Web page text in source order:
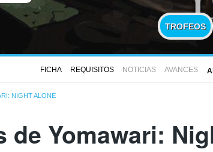
TROFEOS
FICHA REQUISITOS NOTICIAS AVANCES
NIGHT ALONE
de Yomawari: